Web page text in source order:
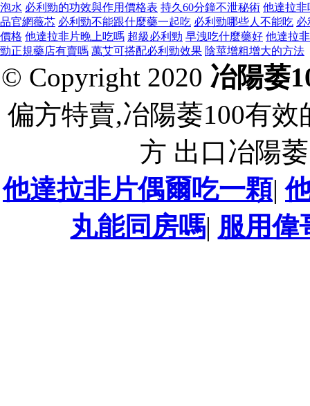
泡水 必利勁的功效與作用價格表 持久60分鐘不泄秘術 他達拉非
品官網薇芯 必利勁不能跟什麼藥一起吃 必利勁哪些人不能吃 必
價格 他達拉非片晚上吃嗎 超級必利勁 早洩吃什麼藥好 他達拉
勁正規藥店有賣嗎 萬艾可搭配必利勁效果 陰莖增粗增大的方法
© Copyright 2020 冶陽萎
偏方特賣,冶陽萎100有
方 出口冶陽
他達拉非片偶爾吃一顆|
丸能同房嗎| 服用偉